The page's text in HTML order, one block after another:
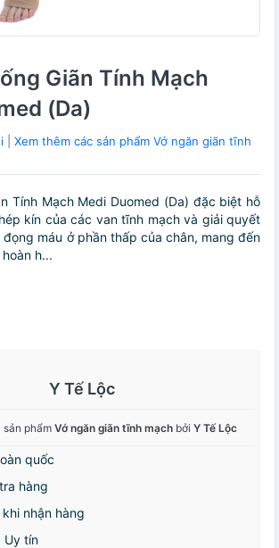
Giãn Tính Mạch
(Da)
Xem thêm các sản phẩm Vớ ngăn giãn tĩnh
Tính Mạch Medi Duomed (Da) đặc biệt hỗ
kín của các van tĩnh mạch và giải quyết
máu ở phần thấp của chân, mang đến
h...
Y Tế Lộc
sản phẩmVớ ngăn giãn tĩnh mạch bởi Y Tế Lộc
quốc
hàng
nhận hàng
Uy tín